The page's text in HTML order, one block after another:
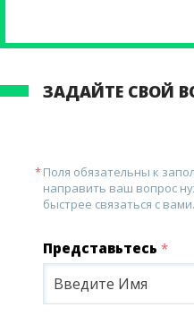
ЗАДАЙТЕ СВОЙ
Поля обязательны к
направить ваш вопрос
быстрее связаться с вами.
Представьтесь *